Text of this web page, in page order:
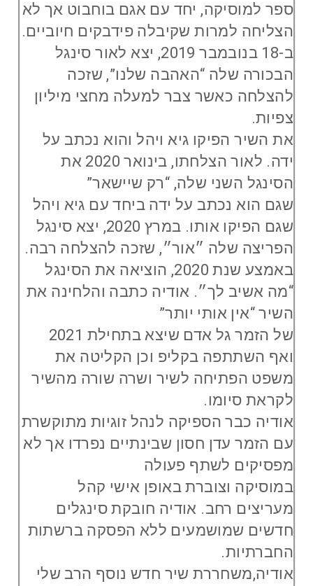
ספר למוסיקה, יחד עם אגם בוחבוט אך לא
הצליחה למרות שקיבלה פידבקים חיוביים.
ב-18 בנובמבר 2019, יצא לאור סינגל
הבכורה שלה “האהבה שלנו”, שזכה
להצלחה כאשר צבר למעלה מחצי מיליון
צפיות.
את השיר הפיקו גיא ויהל והוא נכתב על
ידה. לאור הצלחתו, בינואר 2020 את
הסינגל השני שלה, “רק שיישאר”
שגם הוא נכתב על ידה ביחד עם גיא ויהל
שגם הפיקו אותו. במרץ 2020, יצא סינגל
הפריצה שלה ״אור״, שזכה להצלחה רבה.
באמצע שנת 2020, הוציאה את הסינגל
“מה אשיב לך״. אודיה כתבה והלחינה את
השיר “אין אותי יותר”
של הזמר גל אדם שיצא בתחילת 2021
ואף השתתפה בקליפ וכן הקליטה את
משפט הפתיחה לשיר ושרה שורה מהשיר
לקראת סיומו.
אודיה כבר הספיקה לנהל זוגיות מתוקשרת
עם הזמר עדן חסון שבינתיים נפרדו אך לא
מפסיקים לשתף פעולה
במוסיקה וצוברת באופן אישי קהל
מעריצים רחב. אודיה חובקת סינגלים
חדשים שמושמעים ללא הפסקה ברשתות
החברתיות.
אודיה,משחררת שיר חדש נוסף הרב שלי